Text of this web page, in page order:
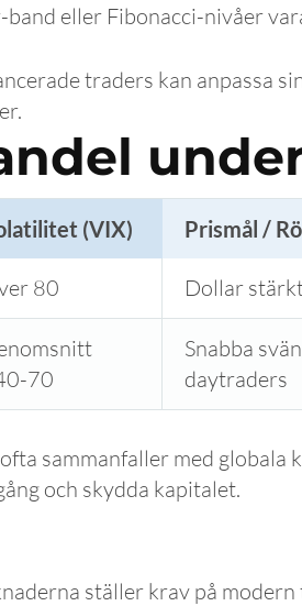
eller Fibonacci-nivåer
traders kan anpassa
(VIX) Prismål /
80 Dollar
70
Snabba
daytraders
sammanfaller med globala
och skydda kapitalet.
ställer krav på